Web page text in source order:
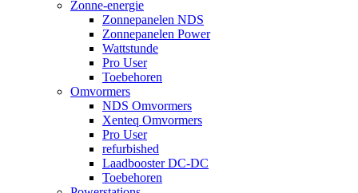
Zonne-energie
Zonnepanelen NDS
Zonnepanelen Power
Wattstunde
Pro User
Toebehoren
Omvormers
NDS Omvormers
Xenteq Omvormers
Pro User
refurbished
Laadbooster DC-DC
Toebehoren